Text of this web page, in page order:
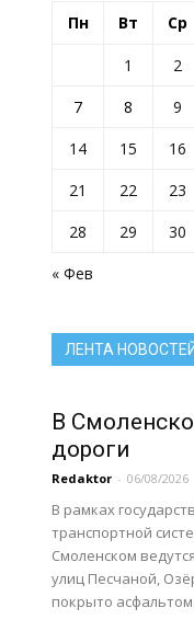
Пн Вт Ср
« Фев
1 2
7
8 9
14
15 16
21
22 23
28
29 30
ЛЕНТА НОВОСТЕЙ
В
дороги
Redaktor - 06/08/2026
В рамках
транспортной
Смоленском
улиц Песчаной,
покрыто